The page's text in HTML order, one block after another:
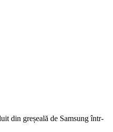
din greșeală de Samsung într-